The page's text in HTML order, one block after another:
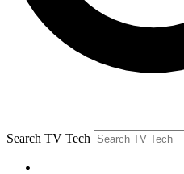
Search TV Tech